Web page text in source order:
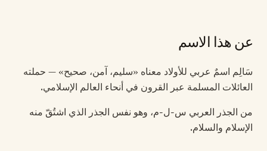
عن هذا الاسم
سَالِم اسمٌ عربي للأولاد معناه «سليم، آمن، صحيح» — حملته
العائلات المسلمة عبر القرون في أنحاء العالم الإسلامي.
من الجذر العربي س-ل-م، وهو نفس الجذر الذي اشتُقّ منه
الإسلام والسلام.